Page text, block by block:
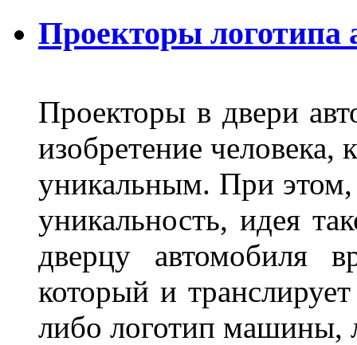
Проекторы логотипа
Проекторы в двери
изобретение человека,
уникальным. При этом,
уникальность, идея
дверцу автомобиля
который и
либо логотип машины,